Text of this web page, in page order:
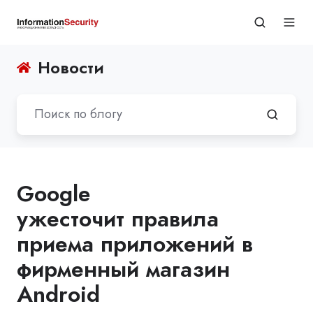
Новости
Google
ужесточит правила
приема приложений в
фирменный магазин
Android